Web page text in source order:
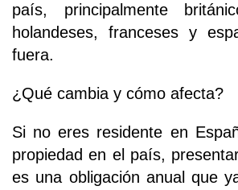
país, principalmente
holandeses, franceses y
fuera.
¿Qué cambia y cómo afecta?
Si no eres residente en
propiedad en el país,
es una obligación anual que